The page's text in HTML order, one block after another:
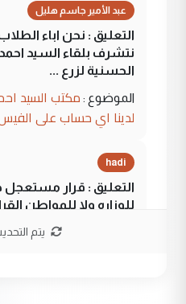
عبد الأمير جاسم هليل
التعليق : نحن اباء
نتشرف بلقاء السيد
الحسنية لزرع ...
الموضوع : مكتب السيد
لدينا اي حساب على
hadi
التعليق : قرار مستعجل
للوزاره ولا للمواطن
يتم